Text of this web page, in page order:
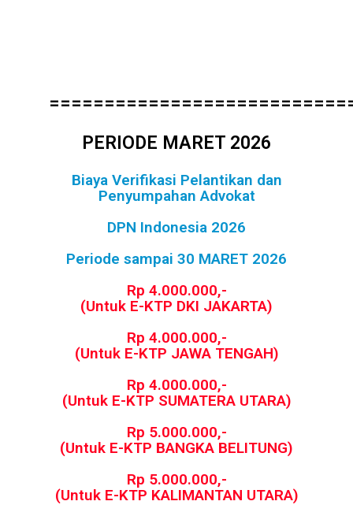
PERIODE MARET 2026
Biaya Verifikasi Pelantikan dan
Penyumpahan Advokat
DPN Indonesia 2026
Periode sampai 30 MARET 2026
Rp 4.000.000,-
(Untuk E-KTP DKI JAKARTA)
Rp 4.000.000,-
(Untuk E-KTP JAWA TENGAH)
Rp 4.000.000,-
(Untuk E-KTP SUMATERA UTARA)
Rp 5.000.000,-
(Untuk E-KTP BANGKA BELITUNG)
Rp 5.000.000,-
(Untuk E-KTP KALIMANTAN UTARA)